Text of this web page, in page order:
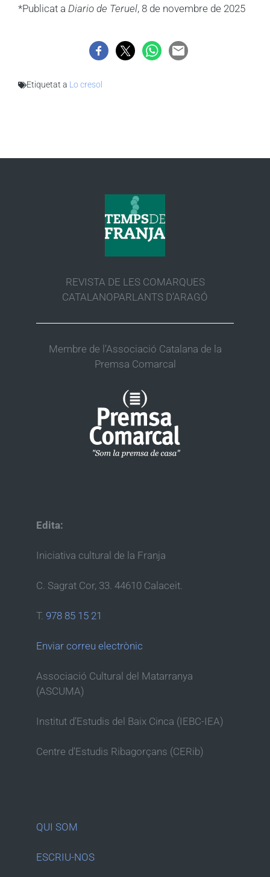
*Publicat a Diario de Teruel, 8 de novembre de 2025
Etiquetat a Lo cresol
REVISTA DE LES COMARQUES
CATALANOPARLANTS D’ARAGÓ
Membre de l’Associació Catalana de la
Premsa Comarcal
Edita:
Iniciativa cultural de la Franja
C. Sagrat Cor, 33. 44610 Calaceit.
T. 978 85 15 21
Enviar correu electrònic
Associació Cultural del Matarranya
(ASCUMA)
Institut d’Estudis del Baix Cinca (IEBC-IEA)
Centre d’Estudis Ribagorçans (CERib)
QUI SOM
ESCRIU-NOS